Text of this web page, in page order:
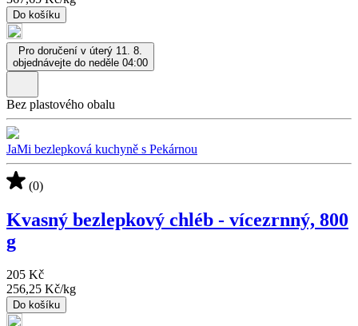
Do košíku
Pro doručení v úterý 11. 8.
objednávejte do neděle 04:00
Bez plastového obalu
JaMi bezlepková kuchyně s Pekárnou
(0)
Kvasný bezlepkový chléb - vícezrnný, 800
g
205 Kč
256,25 Kč/kg
Do košíku